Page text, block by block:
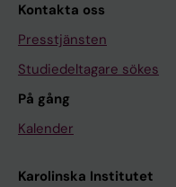
Kontakta oss
Presstjänsten
Studiedeltagare sökes
På gång
Kalender
Karolinska Institutet